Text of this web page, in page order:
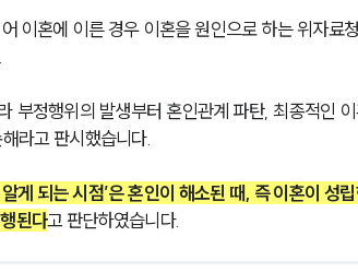
이혼에 이른 경우 이혼을 원인으로 하는 위자료
부정행위의 발생부터 혼인관계 파탄, 최종적인 이
라고 판시했습니다.
게 되는 시점’은 혼인이 해소된 때, 즉 이혼이 성립
된다고 판단하였습니다.